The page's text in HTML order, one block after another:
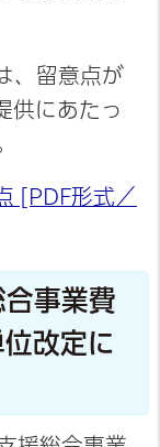
、留意点が
供にあたっ
[PDF形式／
合事業費
改定に